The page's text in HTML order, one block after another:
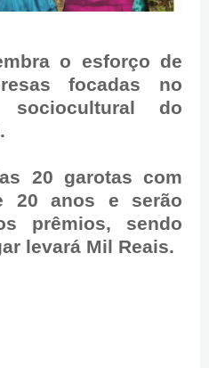
o esforço de
focadas no
sociocultural do
20 garotas com
20 anos e serão
prêmios, sendo
levará Mil Reais.